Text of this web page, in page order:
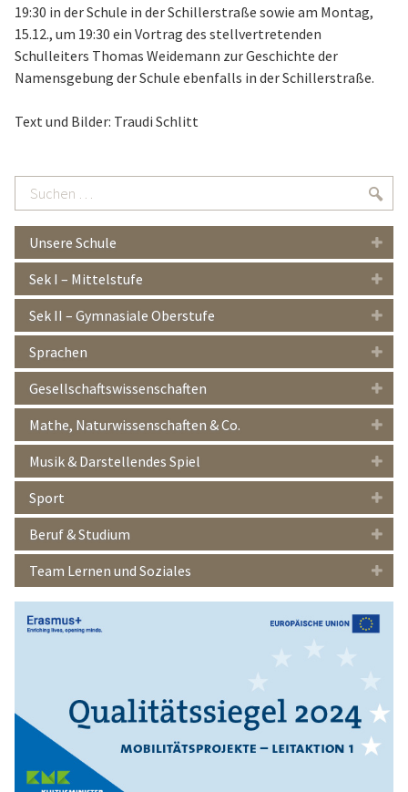
19:30 in der Schule in der Schillerstraße sowie am Montag,
15.12., um 19:30 ein Vortrag des stellvertretenden
Schulleiters Thomas Weidemann zur Geschichte der
Namensgebung der Schule ebenfalls in der Schillerstraße.
Text und Bilder: Traudi Schlitt
Suchen
…
Unsere Schule
Sek I – Mittelstufe
Sek II – Gymnasiale Oberstufe
Sprachen
Gesellschaftswissenschaften
Mathe, Naturwissenschaften & Co.
Musik & Darstellendes Spiel
Sport
Beruf & Studium
Team Lernen und Soziales